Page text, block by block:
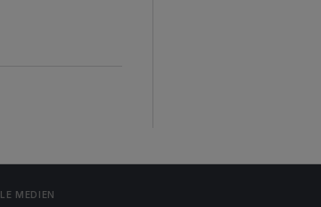
MEDIEN